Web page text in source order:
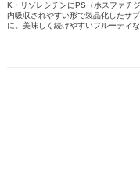
K・リゾレシチンにPS（ホスファチ
内吸収されやすい形で製品化したサ
に。美味しく続けやすいフルーティな